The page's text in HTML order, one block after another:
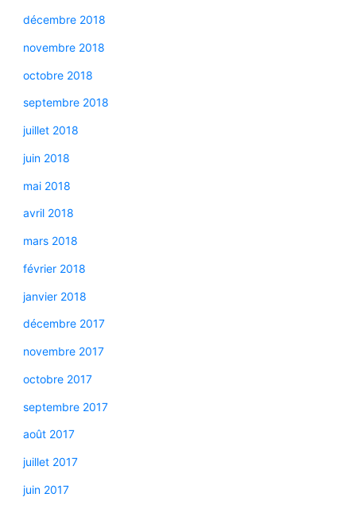
décembre 2018
novembre 2018
octobre 2018
septembre 2018
juillet 2018
juin 2018
mai 2018
avril 2018
mars 2018
février 2018
janvier 2018
décembre 2017
novembre 2017
octobre 2017
septembre 2017
août 2017
juillet 2017
juin 2017